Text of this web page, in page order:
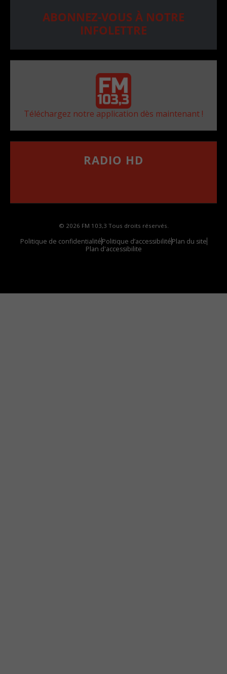
ABONNEZ-VOUS À NOTRE
INFOLETTRE
Téléchargez notre application dès maintenant !
RADIO HD
© 2026 FM 103,3 Tous droits réservés.
Politique de confidentialitéPolitique d’accessibilitéPlan du site
Plan d'accessibilite